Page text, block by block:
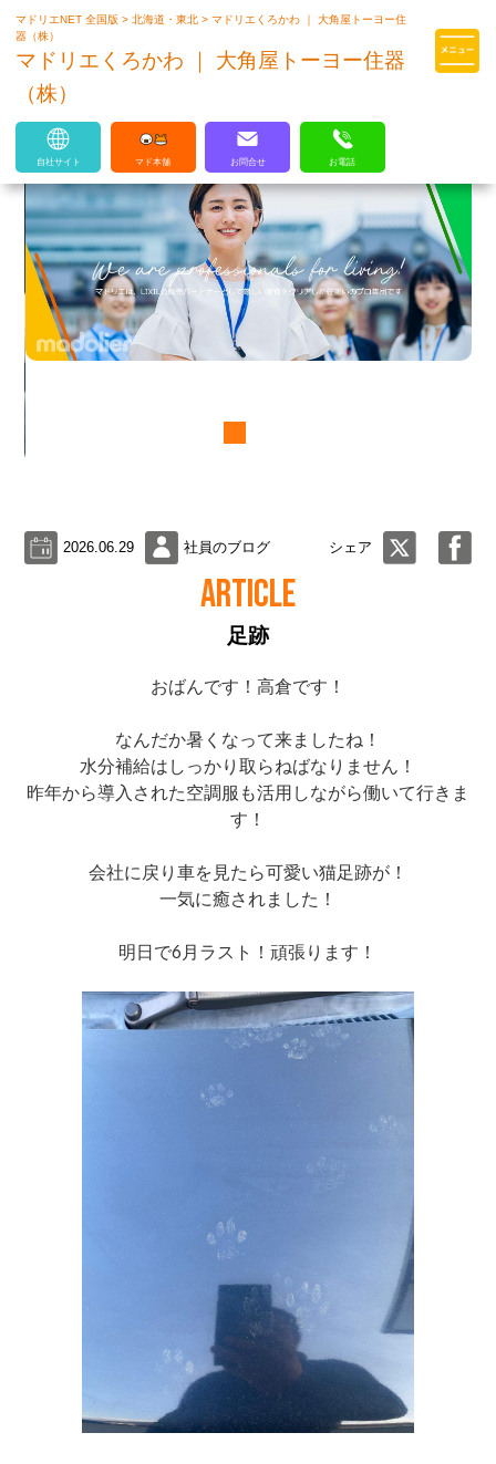
マドリエはLIXILの厳しい基準を
マドリエNET 全国版>北海道・東北>マドリエくろかわ ｜ 大角屋トーヨー住
器（株）
マドリエくろかわ ｜ 大角屋トーヨー住器
（株）
自社サイト マド本舗 お問合せ お電話
2026.06.29 社員のブログ シェア
ARTICLE
足跡